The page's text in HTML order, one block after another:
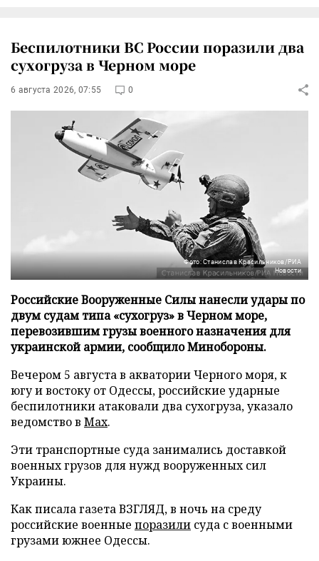
Беспилотники ВС России поразили два
сухогруза в Черном море
6 августа 2026, 07:55 0
Фото: Станислав Красильников/РИА
Новости
Российские Вооруженные Силы нанесли удары по
двум судам типа «сухогруз» в Черном море,
перевозившим грузы военного назначения для
украинской армии, сообщило Минобороны.
Вечером 5 августа в акватории Черного моря, к
югу и востоку от Одессы, российские ударные
беспилотники атаковали два сухогруза, указало
ведомство в Max.
Эти транспортные суда занимались доставкой
военных грузов для нужд вооруженных сил
Украины.
Как писала газета ВЗГЛЯД, в ночь на среду
российские военные поразили суда с военными
грузами южнее Одессы.